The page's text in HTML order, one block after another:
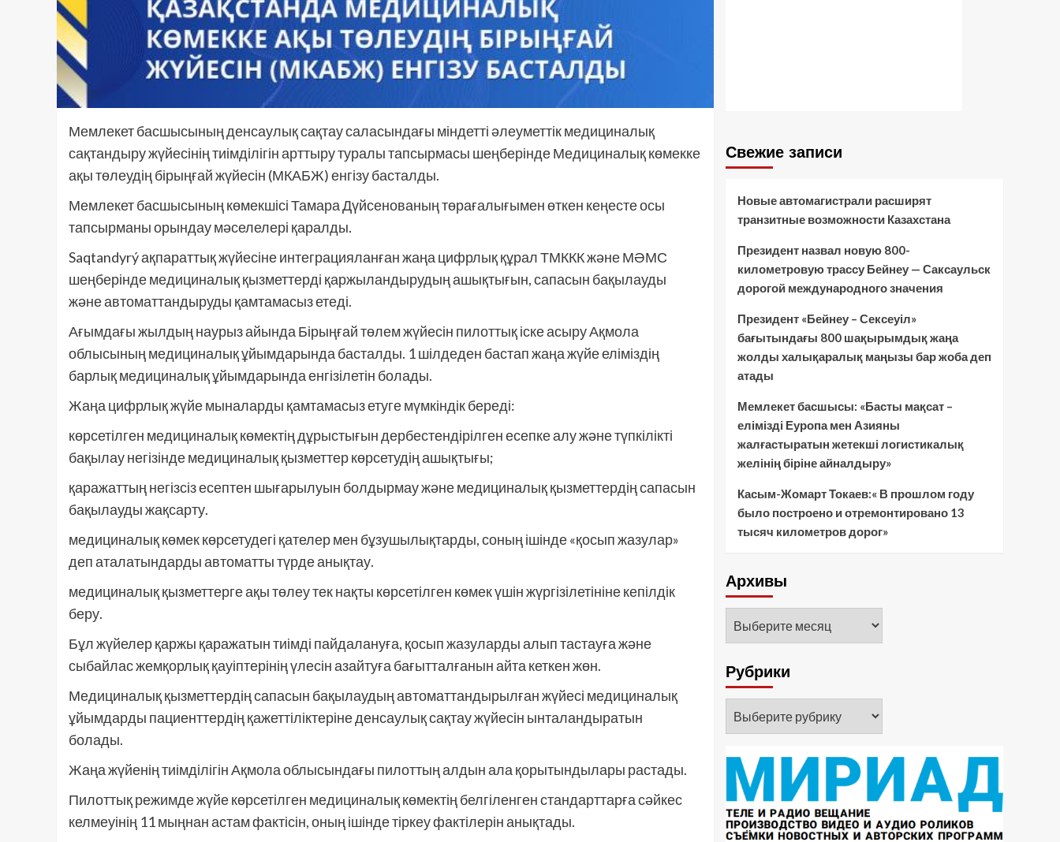
Мемлекет басшысының денсаулық сақтау саласындағы міндетті әлеуметтік медициналық
сақтандыру жүйесінің тиімділігін арттыру туралы тапсырмасы шеңберінде Медициналық көмекке
ақы төлеудің бірыңғай жүйесін (МКАБЖ) енгізу басталды.
Мемлекет басшысының көмекшісі Тамара Дүйсенованың төрағалығымен өткен кеңесте осы
тапсырманы орындау мәселелері қаралды.
Saqtandyrý ақпараттық жүйесіне интеграцияланған жаңа цифрлық құрал ТМККК және МӘМС
шеңберінде медициналық қызметтерді қаржыландырудың ашықтығын, сапасын бақылауды
және автоматтандыруды қамтамасыз етеді.
Ағымдағы жылдың наурыз айында Бірыңғай төлем жүйесін пилоттық іске асыру Ақмола
облысының медициналық ұйымдарында басталды. 1 шілдеден бастап жаңа жүйе еліміздің
барлық медициналық ұйымдарында енгізілетін болады.
Жаңа цифрлық жүйе мыналарды қамтамасыз етуге мүмкіндік береді:
көрсетілген медициналық көмектің дұрыстығын дербестендірілген есепке алу және түпкілікті
бақылау негізінде медициналық қызметтер көрсетудің ашықтығы;
қаражаттың негізсіз есептен шығарылуын болдырмау және медициналық қызметтердің сапасын
бақылауды жақсарту.
медициналық көмек көрсетудегі қателер мен бұзушылықтарды, соның ішінде «қосып жазулар»
деп аталатындарды автоматты түрде анықтау.
медициналық қызметтерге ақы төлеу тек нақты көрсетілген көмек үшін жүргізілетініне кепілдік
беру.
Бұл жүйелер қаржы қаражатын тиімді пайдалануға, қосып жазуларды алып тастауға және
сыбайлас жемқорлық қауіптерінің үлесін азайтуға бағытталғанын айта кеткен жөн.
Медициналық қызметтердің сапасын бақылаудың автоматтандырылған жүйесі медициналық
ұйымдарды пациенттердің қажеттіліктеріне денсаулық сақтау жүйесін ынталандыратын
болады.
Жаңа жүйенің тиімділігін Ақмола облысындағы пилоттың алдын ала қорытындылары растады.
Пилоттық режимде жүйе көрсетілген медициналық көмектің белгіленген стандарттарға сәйкес
келмеуінің 11 мыңнан астам фактісін, оның ішінде тіркеу фактілерін анықтады.
Свежие записи
Новые автомагистрали расширят
транзитные возможности Казахстана
Президент назвал новую 800-
километровую трассу Бейнеу — Саксаульск
дорогой международного значения
Президент «Бейнеу – Сексеуіл»
бағытындағы 800 шақырымдық жаңа
жолды халықаралық маңызы бар жоба деп
атады
Мемлекет басшысы: «Басты мақсат –
елімізді Еуропа мен Азияны
жалғастыратын жетекші логистикалық
желінің біріне айналдыру»
Касым-Жомарт Токаев:« В прошлом году
было построено и отремонтировано 13
тысяч километров дорог»
Архивы
Рубрики